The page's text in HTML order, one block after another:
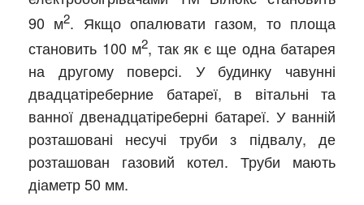
90 м2. Якщо опалювати газом, то площа
становить 100 м2, так як є ще одна батарея
на другому поверсі. У будинку чавунні
двадцатіреберние батареї, в вітальні та
ванної двенадцатіреберні батареї. У ванній
розташовані несучі труби з підвалу, де
розташован газовий котел. Труби мають
діаметр 50 мм.